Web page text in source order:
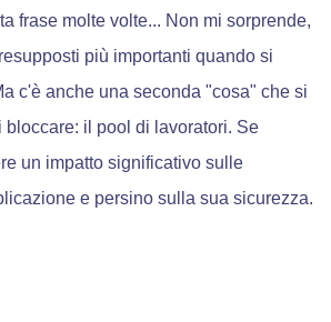
frase molte volte... Non mi sorprende,
più importanti quando si
c'è anche una seconda "cosa" che si
bloccare: il pool di lavoratori. Se
un impatto significativo sulle
e persino sulla sua sicurezza.